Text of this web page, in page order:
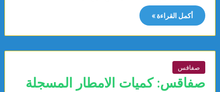
أكمل القراءة »
صفاقس
صفاقس: كميات الامطار المسجلة